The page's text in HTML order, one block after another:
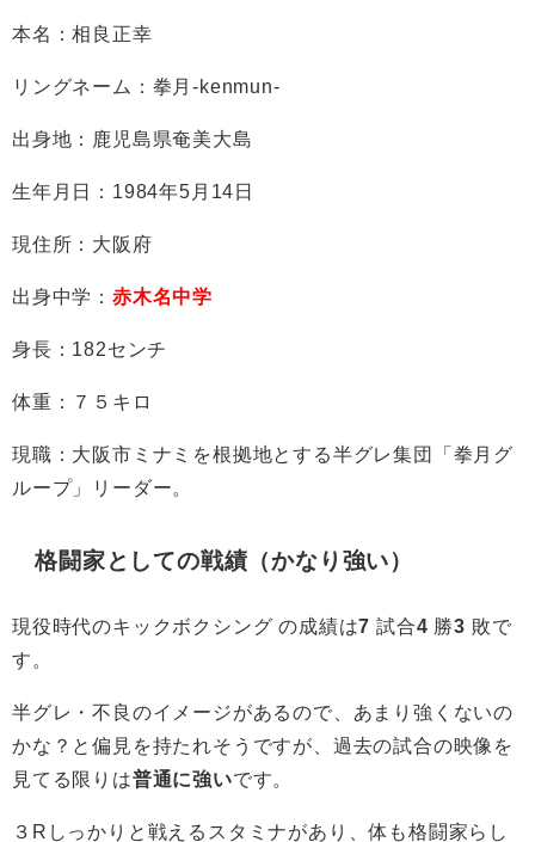
本名： 相良正幸
リングネーム：拳月-kenmun-
出身地： 鹿児島県奄美大島
生年月日：1984年5月14日
現住所：大阪府
出身中学： 赤木名中学
身長：182センチ
体重：７５キロ
現職：大阪市ミナミ を根拠地とする半グレ集団「拳月グ
ループ」リーダー。
格闘家としての戦績（かなり強い）
現役時代のキックボクシング の成績は7 試合4 勝3 敗で
す。
半グレ・不良のイメージがあるので、あまり強くないの
かな？と偏見を持たれそうですが、過去の試合の映像を
見てる限りは普通に強いです。
３Rしっかりと戦えるスタミナがあり、体も格闘家らし